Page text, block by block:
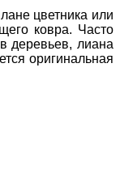
цветника или
ковра. Часто
деревьев, лиана
оригинальная